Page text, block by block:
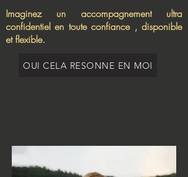
Imaginez un accompagnement ultra
confidentiel en toute confiance , disponible
et flexible.
OUI CELA RESONNE EN MOI